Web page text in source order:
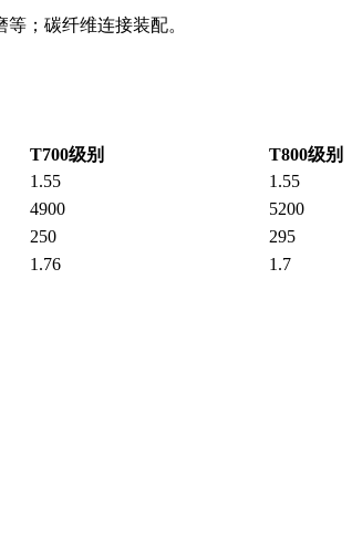
；碳纤维连接装配。
T700级别
T800级别
1.55
1.55
4900
5200
250
295
1.76 1.7